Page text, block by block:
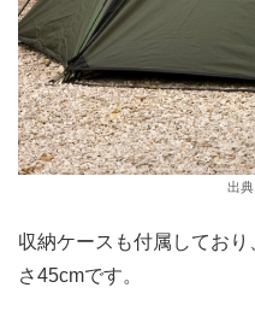
出典:
収納ケースも付属してお
さ45cmです。